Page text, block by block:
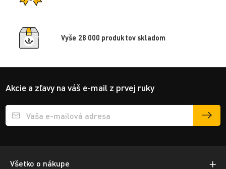
Vyše 28 000 produktov skladom
Akcie a zľavy na váš e-mail z prvej ruky
Přihlášení e-mailu k odběru
Všetko o nákupe